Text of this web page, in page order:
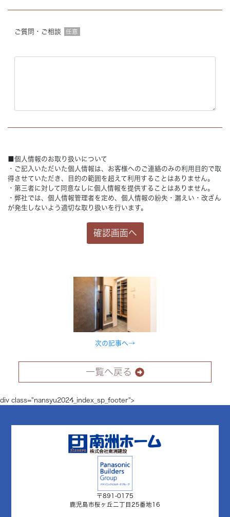
ご質問・ご相談 任意
■個人情報のお取り扱いについて
・ご記入いただいた個人情報は、お客様へのご連絡のみの利用目的で取
得させていただき、目的の範囲を超えて利用することはありません。
・第三者に対して同意なしに個人情報を提供することはありません。
・弊社では、個人情報管理者を定め、個人情報の紛失・漏えい・改ざん
が発生しないよう適切な取り扱いを行います。
次の記事へ→
一覧へ戻る
div class="nansyu2024_index_sp_footer">
〒891-0175
鹿児島市桜ヶ丘二丁目25番地16